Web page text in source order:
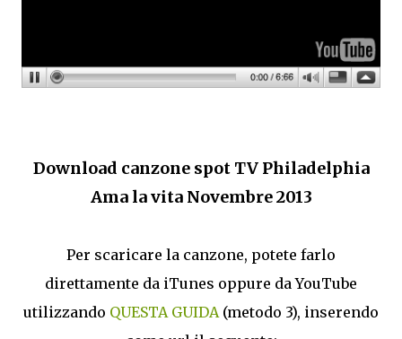
Download canzone spot TV Philadelphia
Ama la vita Novembre 2013
Per scaricare la canzone, potete farlo
direttamente da iTunes oppure da YouTube
utilizzando QUESTA GUIDA (metodo 3), inserendo